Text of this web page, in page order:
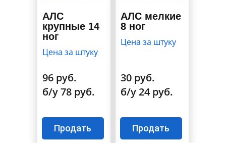
АЛС
крупные 14
ног
Цена за штуку
96 руб.
б/у 78 руб.
Продать
АЛС мелкие
8 ног
Цена за штуку
30 руб.
б/у 24 руб.
Продать